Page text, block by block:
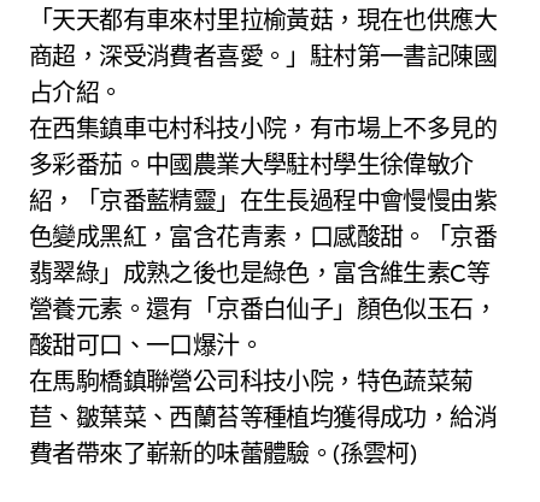
「天天都有車來村里拉榆黃菇，現在也供應大
商超，深受消費者喜愛。」駐村第一書記陳國
占介紹。
在西集鎮車屯村科技小院，有市場上不多見的
多彩番茄。中國農業大學駐村學生徐偉敏介
紹，「京番藍精靈」在生長過程中會慢慢由紫
色變成黑紅，富含花青素，口感酸甜。「京番
翡翠綠」成熟之後也是綠色，富含維生素C等
營養元素。還有「京番白仙子」顏色似玉石，
酸甜可口、一口爆汁。
在馬駒橋鎮聯營公司科技小院，特色蔬菜菊
苣、皺葉菜、西蘭苔等種植均獲得成功，給消
費者帶來了嶄新的味蕾體驗。(孫雲柯)